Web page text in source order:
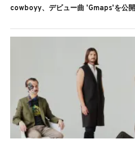
cowboyy、デビュー曲 'Gmaps'を公開